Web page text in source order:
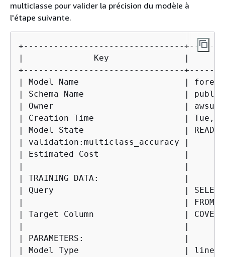
multiclasse pour valider la précision du modèle à
l'étape suivante.
+--------------------------------
|              Key               |
+--------------------------------
| Model Name
| Schema Name
| Owner                          |
| Creation Time                  | Tue,
| Model State
|
|
|                                |
| TRAINING DATA:
| Query                          | SELECT ELEVATION,
|                                |
| Target Column
|                                |
| PARAMETERS:
| Model Type